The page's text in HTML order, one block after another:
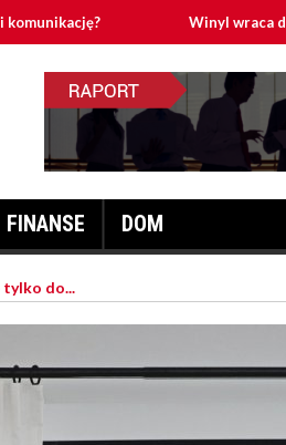
Winyl wraca do łask – jak
FINANSE DOM
tylko do...